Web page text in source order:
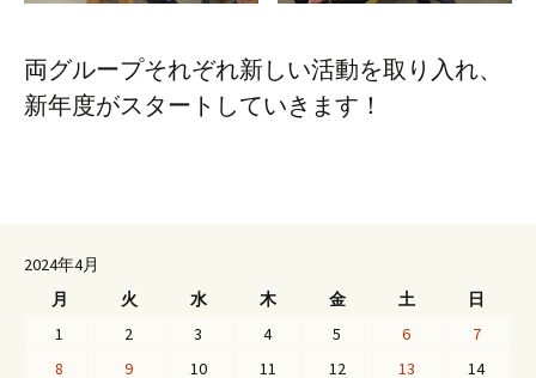
両グループそれぞれ新しい活動を取り入れ、
新年度がスタートしていきます！
2024年4月
月
火 水 木 金 土 日
1 2 3 4 5 6
7
8
9 10 11 12 13
14